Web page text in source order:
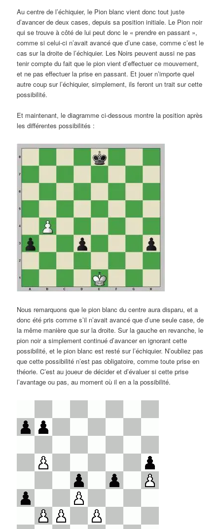
Au centre de l’échiquier, le Pion blanc vient donc tout juste
d’avancer de deux cases, depuis sa position initiale. Le Pion noir
qui se trouve à côté de lui peut donc le « prendre en passant »,
comme si celui-ci n’avait avancé que d’une case, comme c’est le
cas sur la droite de l’échiquier. Les Noirs peuvent aussi ne pas
tenir compte du fait que le pion vient d’effectuer ce mouvement,
et ne pas effectuer la prise en passant. Et jouer n’importe quel
autre coup sur l’échiquier, simplement, ils feront un trait sur cette
possibilité.
Et maintenant, le diagramme ci-dessous montre la position après
les différentes possibilités :
Nous remarquons que le pion blanc du centre aura disparu, et a
donc été pris comme s’il n’avait avancé que d’une seule case, de
la même manière que sur la droite. Sur la gauche en revanche, le
pion noir a simplement continué d’avancer en ignorant cette
possibilité, et le pion blanc est resté sur l’échiquier. N’oubliez pas
que cette possibilité n’est pas obligatoire, comme toute prise en
théorie. C’est au joueur de décider et d’évaluer si cette prise
l’avantage ou pas, au moment où il en a la possibilité.